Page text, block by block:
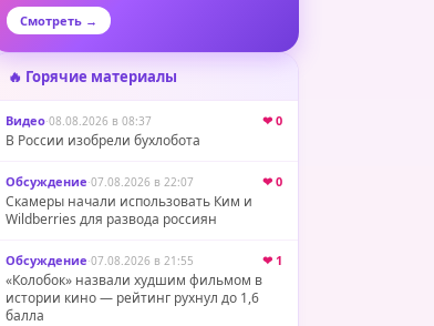
Смотреть →
🔥 Горячие материалы
Видео·08.08.2026 в 08:37 ❤ 0
В России изобрели бухлобота
Обсуждение·07.08.2026 в 22:07 ❤ 0
Скамеры начали использовать Ким и
Wildberries для развода россиян
Обсуждение·07.08.2026 в 21:55 ❤ 1
«Колобок» назвали худшим фильмом в
истории кино — рейтинг рухнул до 1,6
балла